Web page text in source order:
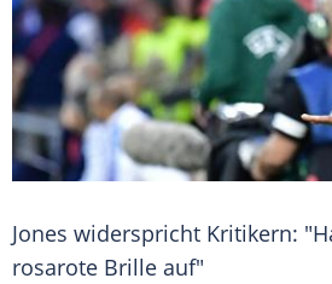
Jones widerspricht Kritikern:
rosarote Brille auf"